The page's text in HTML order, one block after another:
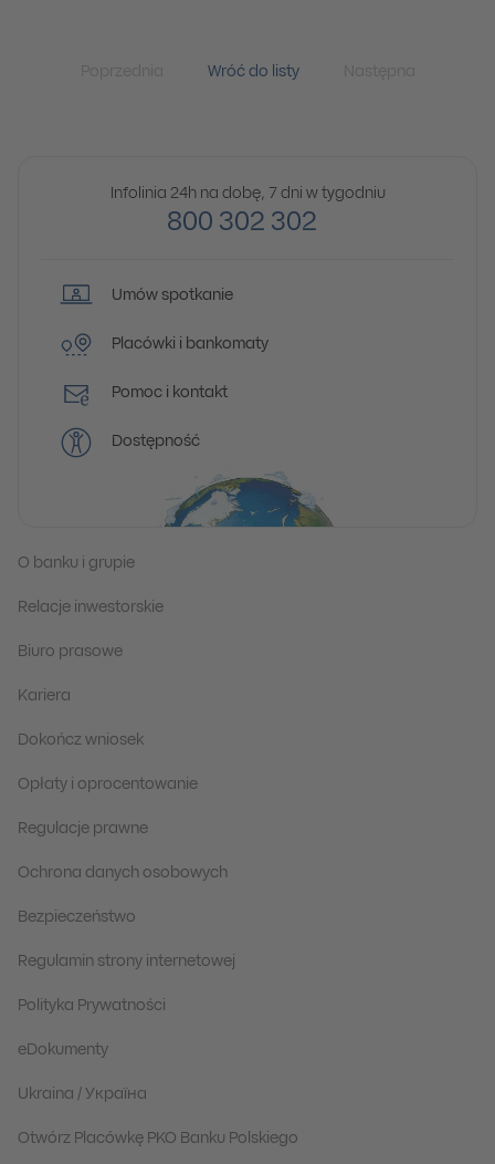
Wróć do listy
Infolinia 24h na dobę, 7 dni w tygodniu
800 302 302
Umów spotkanie
Placówki i bankomaty
Pomoc i kontakt
Dostępność
O banku i grupie
Relacje inwestorskie
Biuro prasowe
Kariera
Dokończ wniosek
Opłaty i oprocentowanie
Regulacje prawne
Ochrona danych osobowych
Bezpieczeństwo
Regulamin strony internetowej
Polityka Prywatności
eDokumenty
Ukraina / Україна
Otwórz Placówkę PKO Banku Polskiego